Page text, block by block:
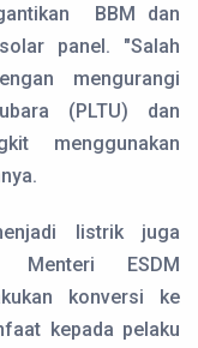
BBM dan
solar panel. "Salah
mengurangi
(PLTU) dan
menggunakan
listrik juga
Menteri ESDM
konversi ke
kepada pelaku